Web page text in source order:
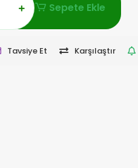
Sepete Ekle
Tavsiye Et Karşılaştır